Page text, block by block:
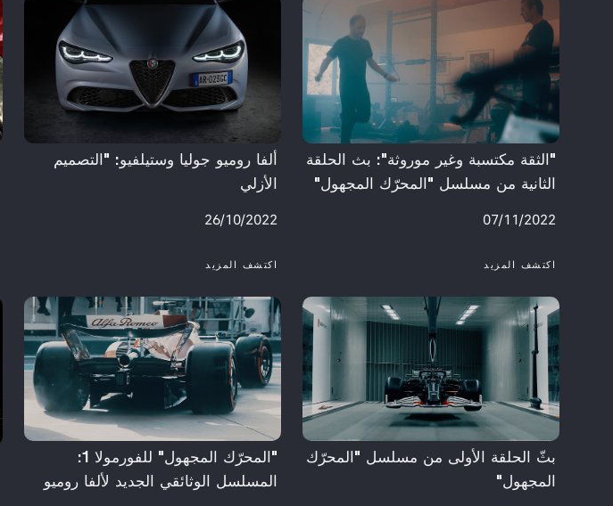
"الثقة مكتسبة وغير موروثة": بث الحلقة
الثانية من مسلسل "المحرّك المجهول"
07/11/2022
اكتشف المزيد
ألفا روميو جوليا وستيلفيو: "التصميم
الأزلي
26/10/2022
اكتشف المزيد
​بثّ الحلقة الأولى من مسلسل "المحرّك
المجهول"
"المحرّك المجهول" للفورمولا 1:
المسلسل الوثائقي الجديد لألفا روميو